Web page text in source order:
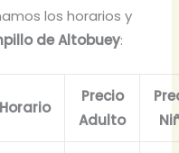
los horarios y
de Altobuey:
Horario
Precio
Adulto